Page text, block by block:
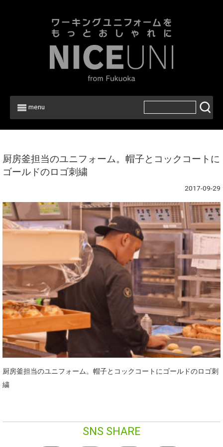
menu
厨房釜担当のユニフォーム。帽子とコックコートに
ゴールドのロゴ刺繍
2017-09-29
厨房釜担当のユニフォーム。帽子とコックコートにゴールドのロゴ刺
繍
SNS SHARE